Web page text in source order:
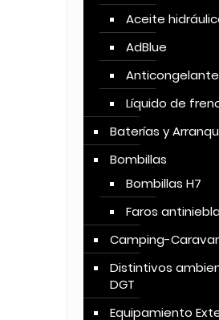
Aceite
AdBlue
Anticongelante
Líquido de
Baterías y
Bombillas
Bombillas H7
Faros
Camping-
Distintivos
DGT
Equipamiento